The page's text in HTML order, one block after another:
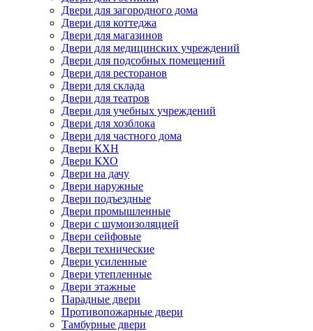
Двери для загородного дома
Двери для коттеджа
Двери для магазинов
Двери для медицинских учреждений
Двери для подсобных помещений
Двери для ресторанов
Двери для склада
Двери для театров
Двери для учебных учреждений
Двери для хозблока
Двери для частного дома
Двери КХН
Двери КХО
Двери на дачу
Двери наружные
Двери подъездные
Двери промышленные
Двери с шумоизоляцией
Двери сейфовые
Двери технические
Двери усиленные
Двери утепленные
Двери этажные
Парадные двери
Противопожарные двери
Тамбурные двери